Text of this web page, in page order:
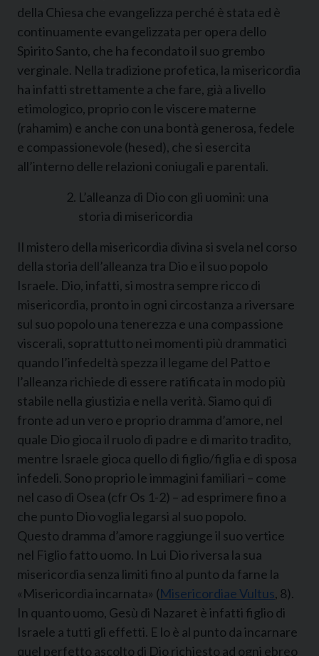
della Chiesa che evangelizza perché è stata ed è
continuamente evangelizzata per opera dello
Spirito Santo, che ha fecondato il suo grembo
verginale. Nella tradizione profetica, la misericordia
ha infatti strettamente a che fare, già a livello
etimologico, proprio con le viscere materne
(rahamim) e anche con una bontà generosa, fedele
e compassionevole (hesed), che si esercita
all’interno delle relazioni coniugali e parentali.
L’alleanza di Dio con gli uomini: una
storia di misericordia
Il mistero della misericordia divina si svela nel corso
della storia dell’alleanza tra Dio e il suo popolo
Israele. Dio, infatti, si mostra sempre ricco di
misericordia, pronto in ogni circostanza a riversare
sul suo popolo una tenerezza e una compassione
viscerali, soprattutto nei momenti più drammatici
quando l’infedeltà spezza il legame del Patto e
l’alleanza richiede di essere ratificata in modo più
stabile nella giustizia e nella verità. Siamo qui di
fronte ad un vero e proprio dramma d’amore, nel
quale Dio gioca il ruolo di padre e di marito tradito,
mentre Israele gioca quello di figlio/figlia e di sposa
infedeli. Sono proprio le immagini familiari – come
nel caso di Osea (cfr Os 1-2) – ad esprimere fino a
che punto Dio voglia legarsi al suo popolo.
Questo dramma d’amore raggiunge il suo vertice
nel Figlio fatto uomo. In Lui Dio riversa la sua
misericordia senza limiti fino al punto da farne la
«Misericordia incarnata» (Misericordiae Vultus, 8).
In quanto uomo, Gesù di Nazaret è infatti figlio di
Israele a tutti gli effetti. E lo è al punto da incarnare
quel perfetto ascolto di Dio richiesto ad ogni ebreo